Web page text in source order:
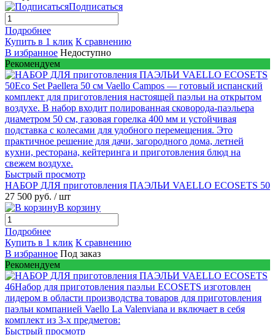
Подписаться
Подробнее
Купить в 1 клик К сравнению
В избранное Недоступно
Рекомендуем
Быстрый просмотр
НАБОР ДЛЯ приготовления ПАЭЛЬИ VAELLO ECOSETS 50
27 500 руб. / шт
В корзину
Подробнее
Купить в 1 клик К сравнению
В избранное Под заказ
Рекомендуем
Быстрый просмотр